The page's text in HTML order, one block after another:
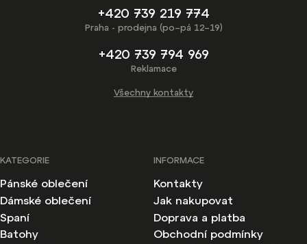
+420 739 219 774
Praha - prodejna (po–pá 12–19)
+420 739 794 969
Reklamace
Všechny kontakty
KATEGORIE
Pánské oblečení
Dámské oblečení
Spaní
Batohy
INFORMACE
Kontakty
Jak nakupovat
Doprava a platba
Obchodní podmínky